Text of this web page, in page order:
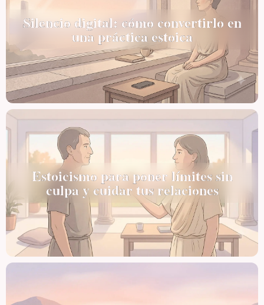
Silencio digital: cómo convertirlo en
una práctica estoica
Estoicismo para poner límites sin
culpa y cuidar tus relaciones